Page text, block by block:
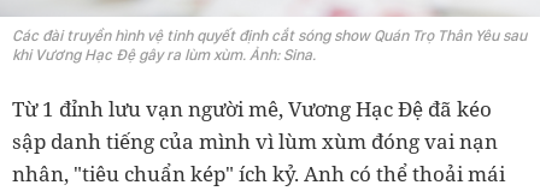
Các đài truyền hình vệ tinh quyết định cắt sóng show Quán Trọ Thân Yêu sau
khi Vương Hạc Đệ gây ra lùm xùm. Ảnh: Sina.
Từ 1 đỉnh lưu vạn người mê, Vương Hạc Đệ đã kéo
sập danh tiếng của mình vì lùm xùm đóng vai nạn
nhân, "tiêu chuẩn kép" ích kỷ. Anh có thể thoải mái